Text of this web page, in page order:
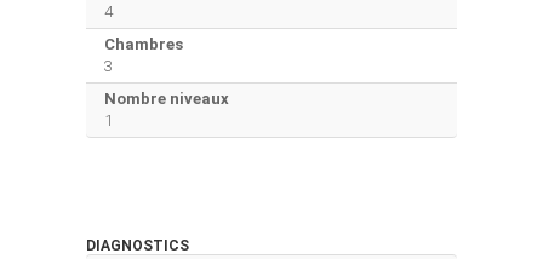
4
Chambres
3
Nombre niveaux
1
DIAGNOSTICS